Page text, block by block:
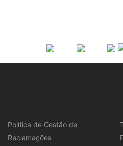
Política de Gestão de
Reclamações